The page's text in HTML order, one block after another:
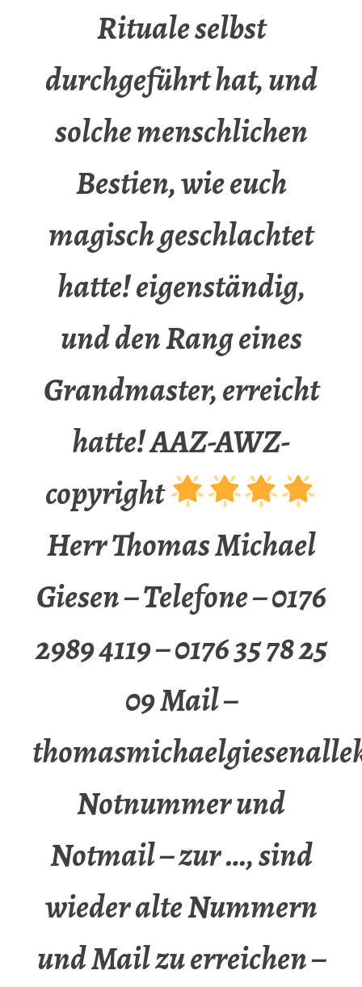
Rituale selbst
durchgeführt hat, und
solche menschlichen
Bestien, wie euch
magisch geschlachtet
hatte! eigenständig,
und den Rang eines
Grandmaster, erreicht
hatte! AAZ-AWZ-
copyright
Herr Thomas Michael
Giesen – Telefone – 0176
2989 4119 – 0176 35 78 25
09 Mail –
Notnummer und
Notmail – zur …, sind
wieder alte Nummern
und Mail zu erreichen –